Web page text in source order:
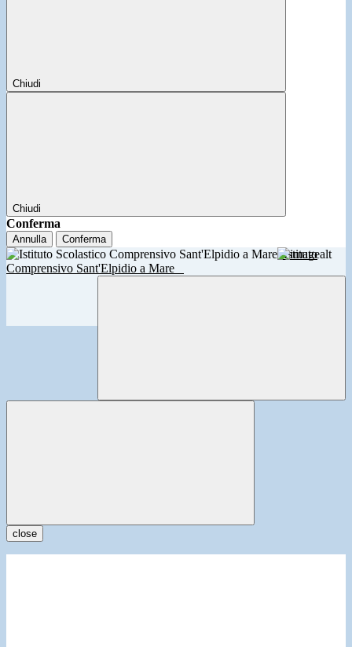
Chiudi
Chiudi
Conferma
Annulla Conferma
Istituto
Comprensivo Sant'Elpidio a Mare
close